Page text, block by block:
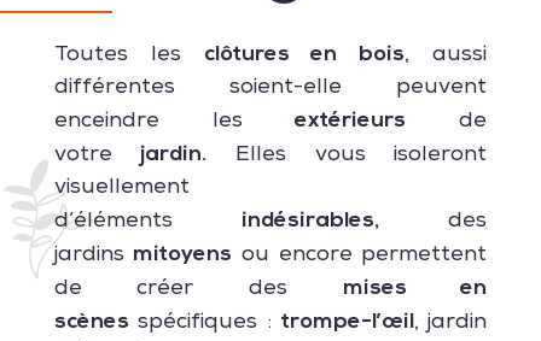
Toutes les clôtures en bois, aussi
différentes soient-elle peuvent
enceindre lesextérieurs de
votre jardin. Elles vous isoleront
visuellement
d’éléments indésirables, des
jardins mitoyens ou encore permettent
de créer des mises en
scènes spécifiques : trompe-l’œil , jardin